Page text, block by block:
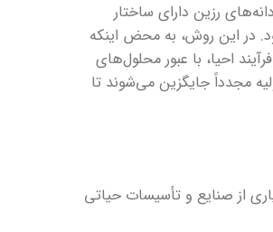
رزین دارای ساختار
در این روش، به محض اینکه
احیا، با عبور محلول‌های
مجدداً جایگزین می‌شوند تا
از صنایع و تأسیسات حیاتی